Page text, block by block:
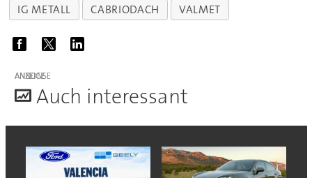
IG METALL
CABRIODACH VALMET
ANZEIGE
Auch interessant